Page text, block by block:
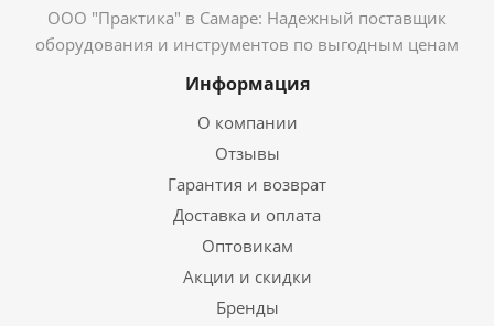
ООО "Практика" в Самаре: Надежный поставщик
оборудования и инструментов по выгодным ценам
Информация
О компании
Отзывы
Гарантия и возврат
Доставка и оплата
Оптовикам
Акции и скидки
Бренды